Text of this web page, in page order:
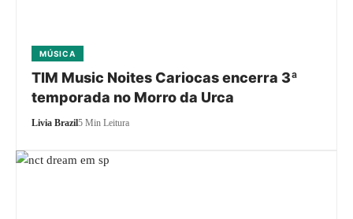
MÚSICA
TIM Music Noites Cariocas encerra 3ª
temporada no Morro da Urca
Livia Brazil5 Min Leitura